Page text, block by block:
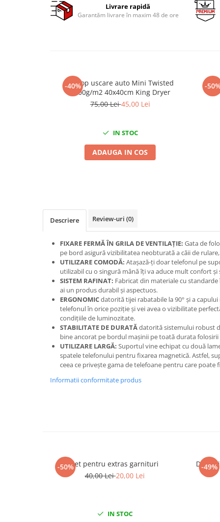
Module scule
Echipamente De Sudura
Redresoare,Roboti Pornire,Cabluri
Chei filtru ulei
Recuperatoare de ulei
Scule Ajutatoare
Scule De Mana si Unelte
Aparate de nituit si capsat
Capsatoare tapiterie
Chei Dinamometrice
Ciocane Dalti si Dornuri
Scule Electrice
Masini de polishat
Pistoale aer cald
Livrare rapidă
Garantăm livrare în maxim 48 de ore
-40%
Prosop uscare auto Mini Twisted
1200g/m2 40x40cm King Dryer
75,00 Lei45,00 Lei
IN STOC
ADAUGA IN COS
-
Descriere Review-uri (0)
FIXARE FERMĂ ÎN GRILA DE VENTILAȚIE: Gata de
pe bord asigură vizibilitatea neobturată a căii de
UTILIZARE COMODĂ: Atașază-ți doar telefonul pe
utilizabil cu o singură mână îți va aduce mult confort și
SISTEM RAFINAT: Fabricat din materiale cu
ai un produs durabil și aspectuos.
ERGONOMICdatorită tijei rabatabile la 90° și a
telefonul în orice poziție și vei avea o vizibilitate
condițiile de luminozitate.
STABILITATE DE DURATĂdatorită sistemului robust
bine ancorat pe bordul mașinii pe toată durata folosirii
UTILIZARE LARGĂ: Suportul vine echipat cu două
spatele telefonului pentru fixarea magnetică. Astfel,
ceea ce privește gama de telefoane pentru care poate
Informatii conformitate produs
-50%Set pentru extras garnituri
40,00 Lei20,00 Lei
IN STOC
-49%